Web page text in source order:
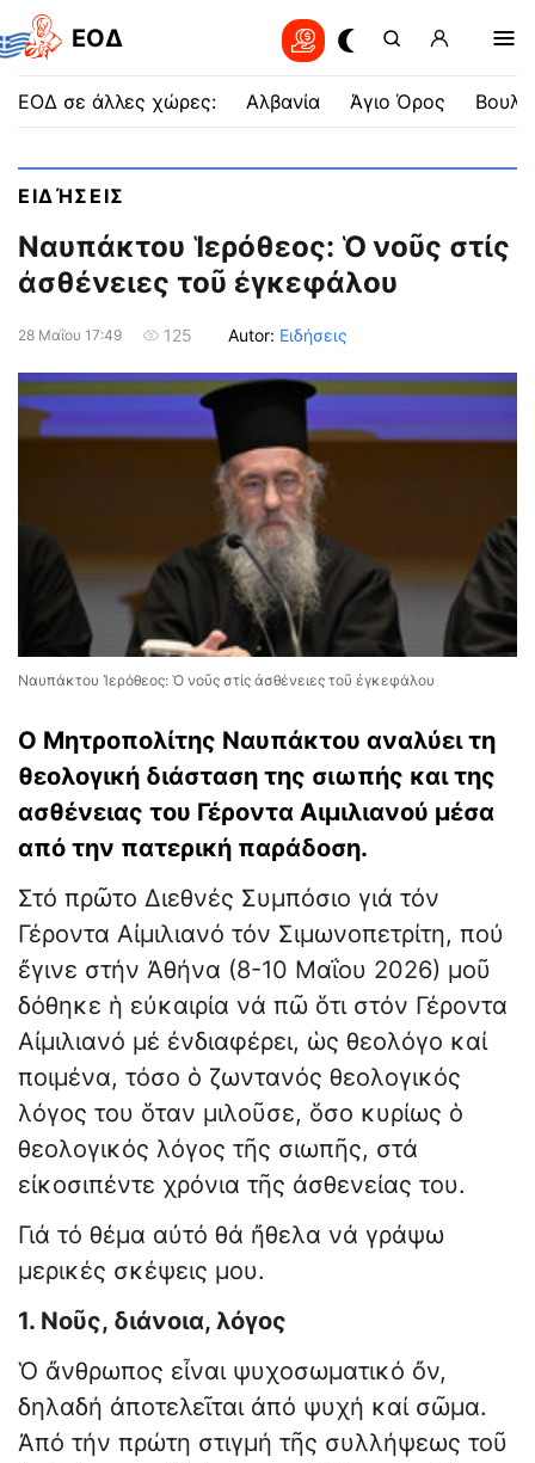
EOΔ
ΕΟΔ σε άλλες χώρες: Αλβανία Άγιο Όρος
ΕΙΔΉΣΕΙΣ
Ναυπάκτου Ἱερόθεος: Ὁ νοῦς στίς
ἀσθένειες τοῦ ἐγκεφάλου
28 Μαΐου 17:49 125 Autor: Ειδήσεις
Ναυπάκτου Ἱερόθεος: Ὁ νοῦς στίς ἀσθένειες τοῦ ἐγκεφάλου
Ο Μητροπολίτης Ναυπάκτου αναλύει τη
θεολογική διάσταση της σιωπής και της
ασθένειας του Γέροντα Αιμιλιανού μέσα
από την πατερική παράδοση.
Στό πρῶτο Διεθνές Συμπόσιο γιά τόν
Γέροντα Αἰμιλιανό τόν Σιμωνοπετρίτη, πού
ἔγινε στήν Ἀθήνα (8-10 Μαΐου 2026) μοῦ
δόθηκε ἡ εὐκαιρία νά πῶ ὅτι στόν Γέροντα
Αἰμιλιανό μέ ἐνδιαφέρει, ὡς θεολόγο καί
ποιμένα, τόσο ὁ ζωντανός θεολογικός
λόγος του ὅταν μιλοῦσε, ὅσο κυρίως ὁ
θεολογικός λόγος τῆς σιωπῆς, στά
εἰκοσιπέντε χρόνια τῆς ἀσθενείας του.
Γιά τό θέμα αὐτό θά ἤθελα νά γράψω
μερικές σκέψεις μου.
1. Νοῦς, διάνοια, λόγος
Ὁ ἄνθρωπος εἶναι ψυχοσωματικό ὄν,
δηλαδή ἀποτελεῖται ἀπό ψυχή καί σῶμα.
Ἀπό τήν πρώτη στιγμή τῆς συλλήψεως τοῦ